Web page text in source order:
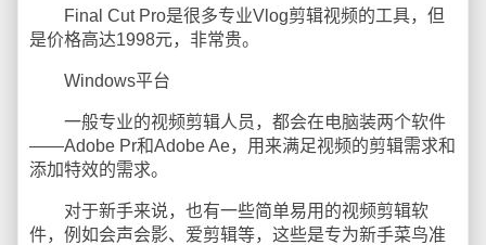
Final Cut Pro是很多专业Vlog剪辑视频的工具，但
是价格高达1998元，非常贵。
Windows平台
一般专业的视频剪辑人员，都会在电脑装两个软件
——Adobe Pr和Adobe Ae，用来满足视频的剪辑需求和
添加特效的需求。
对于新手来说，也有一些简单易用的视频剪辑软
件，例如会声会影、爱剪辑等，这些是专为新手菜鸟准